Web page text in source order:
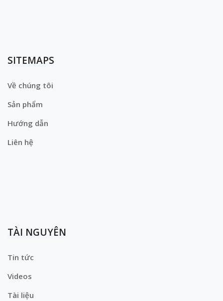
SITEMAPS
Về chúng tôi
Sản phẩm
Hướng dẫn
Liên hệ
TÀI NGUYÊN
Tin tức
Videos
Tài liệu